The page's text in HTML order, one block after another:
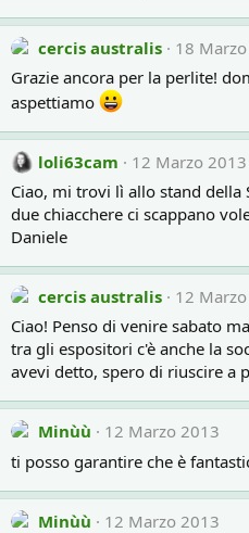
cercis australis
18
Grazie ancora per la perlite!
aspettiamo
loli63cam
12 Marzo 2013
Ciao, mi trovi lì allo stand della
due chiacchere ci scappano
Daniele
cercis australis
12
Ciao! Penso di venire sabato
tra gli espositori c'è anche la
avevi detto, spero di riuscire a
Minùù
12 Marzo 2013
ti posso garantire che è
Minùù
12 Marzo 2013